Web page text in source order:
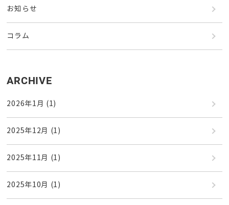
お知らせ
コラム
ARCHIVE
2026年1月 (1)
2025年12月 (1)
2025年11月 (1)
2025年10月 (1)